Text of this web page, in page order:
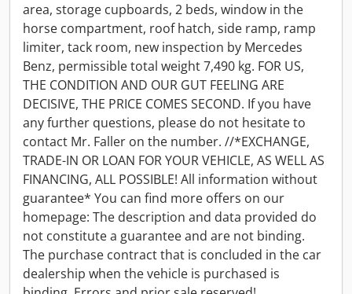
area, storage cupboards, 2 beds, window in the
horse compartment, roof hatch, side ramp, ramp
limiter, tack room, new inspection by Mercedes
Benz, permissible total weight 7,490 kg. FOR US,
THE CONDITION AND OUR GUT FEELING ARE
DECISIVE, THE PRICE COMES SECOND. If you have
any further questions, please do not hesitate to
contact Mr. Faller on the number. //*EXCHANGE,
TRADE-IN OR LOAN FOR YOUR VEHICLE, AS WELL AS
FINANCING, ALL POSSIBLE! All information without
guarantee* You can find more offers on our
homepage: The description and data provided do
not constitute a guarantee and are not binding.
The purchase contract that is concluded in the car
dealership when the vehicle is purchased is